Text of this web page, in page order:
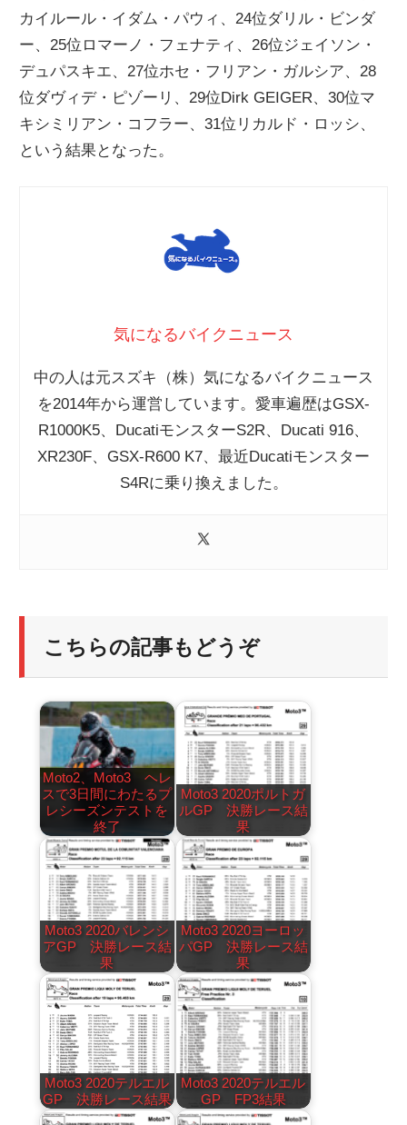
カイルール・イダム・パウィ、24位ダリル・ビンダ
ー、25位ロマーノ・フェナティ、26位ジェイソン・
デュパスキエ、27位ホセ・フリアン・ガルシア、28
位ダヴィデ・ピゾーリ、29位Dirk GEIGER、30位マ
キシミリアン・コフラー、31位リカルド・ロッシ、
という結果となった。
気になるバイクニュース
中の人は元スズキ（株）気になるバイクニュース
を2014年から運営しています。愛車遍歴はGSX-
R1000K5、DucatiモンスターS2R、Ducati 916、
XR230F、GSX-R600 K7、最近Ducatiモンスター
S4Rに乗り換えました。
こちらの記事もどうぞ
Moto2、Moto3 ヘレ
スで3日間にわたるプ
レシーズンテストを
終了
Moto3 2020ポルトガ
ルGP 決勝レース結
果
Moto3 2020バレンシ
アGP 決勝レース結
果
Moto3 2020ヨーロッ
パGP 決勝レース結
果
Moto3 2020テルエル
GP 決勝レース結果
Moto3 2020テルエル
GP FP3結果